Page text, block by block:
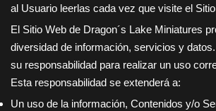
al Usuario leerlas cada vez que visite el
El Sitio Web de Dragon´s Lake Miniatures
diversidad de información, servicios y
su responsabilidad para realizar un uso
Esta responsabilidad se extenderá a:
Un uso de la información, Contenidos y/o